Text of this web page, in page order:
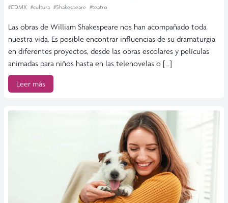
#CDMX #cultura #Shakespeare #teatro
Las obras de William Shakespeare nos han acompañado toda
nuestra vida. Es posible encontrar influencias de su dramaturgia
en diferentes proyectos, desde las obras escolares y películas
animadas para niños hasta en las telenovelas o […]
Leer más